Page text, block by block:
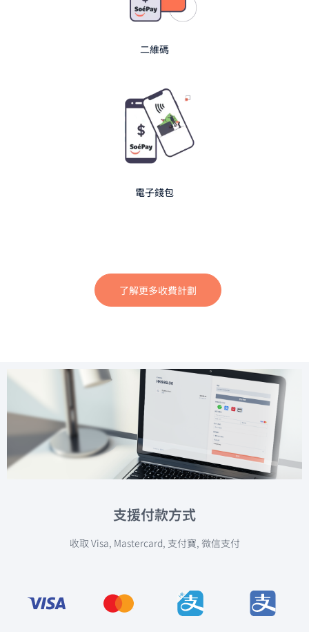
二維碼
電子錢包
了解更多收費計劃
為網店和應用程式 APP
支援付款方式
收取 Visa, Mastercard, 支付寶, 微信支付